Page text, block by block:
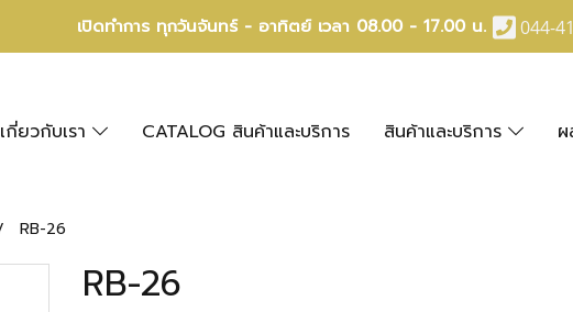
เปิดทำการ ทุกวันจันทร์ - อาทิตย์ เวลา 08.00 - 17.00 น. 044-
เกี่ยวกับเรา CATALOG สินค้าและบริการ สินค้าและบริการ
RB-26
RB-26